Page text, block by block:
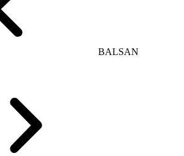
BALSAN